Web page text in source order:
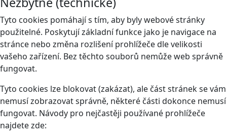
Tyto cookies pomáhají s tím, aby byly webové stránky
použitelné. Poskytují základní funkce jako je navigace na
stránce nebo změna rozlišení prohlížeče dle velikosti
vašeho zařízení. Bez těchto souborů nemůže web správně
fungovat.
Tyto cookies lze blokovat (zakázat), ale část stránek se vám
nemusí zobrazovat správně, některé části dokonce nemusí
fungovat. Návody pro nejčastěji používané prohlížeče
najdete zde: